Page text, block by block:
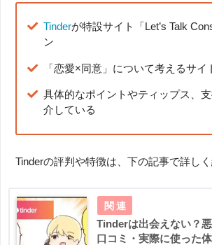
Tinderが特設サイト「Let’s Talk
ン
「恋愛×同意」について考えるサイ
具体的なポイントやティップス、
介している
Tinderの評判や特徴は、下の記事で詳しく
Tinderは出会えない？
口コミ・実際に使った